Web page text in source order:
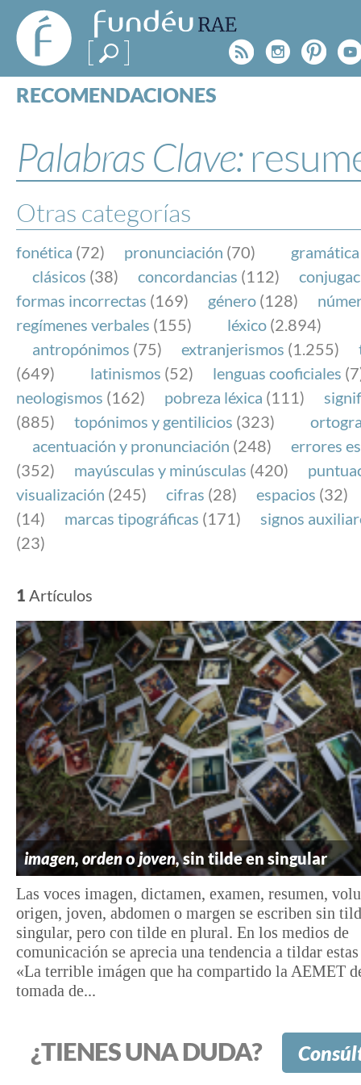
FundéuRAE
- Fundación
del Español
Urgente
Rss
RECOMENDACIONES
ESPECIALES
BLOG
NOTICIAS
SOBRE LA FUNDÉURAE
FundéuRAE es una fundación patrocinada por la
y la Real Academia Española, cuyo objetivo es
el buen uso del español en los medios de
Internet.
Palabras Clave:
Otras categorías
fonética (72) pronunciación (70) gramática
clásicos (38) concordancias (112)
formas incorrectas (169) género (128)
regímenes verbales (155) léxico (2.894)
antropónimos (75) extranjerismos (1.255)
(649)
latinismos (52) lenguas cooficiales
neologismos (162) pobreza léxica (111)
(885)
topónimos y gentilicios (323)
acentuación y pronunciación (248)
errores
(352)
mayúsculas y minúsculas (420)
visualización (245) cifras (28) espacios (32)
(14)
marcas tipográficas (171)
signos
(23)
1 Artículos
imagen, ordenojoven,sin tilde en singular
Las voces imagen, dictamen, examen, resumen,
origen, joven, abdomen o margen se escriben sin
singular, pero con tilde en plural. En los medios de
comunicación se aprecia una tendencia a tildar
«La terrible imágen que ha compartido la AEMET
tomada de...
¿TIENES UNA DUDA?